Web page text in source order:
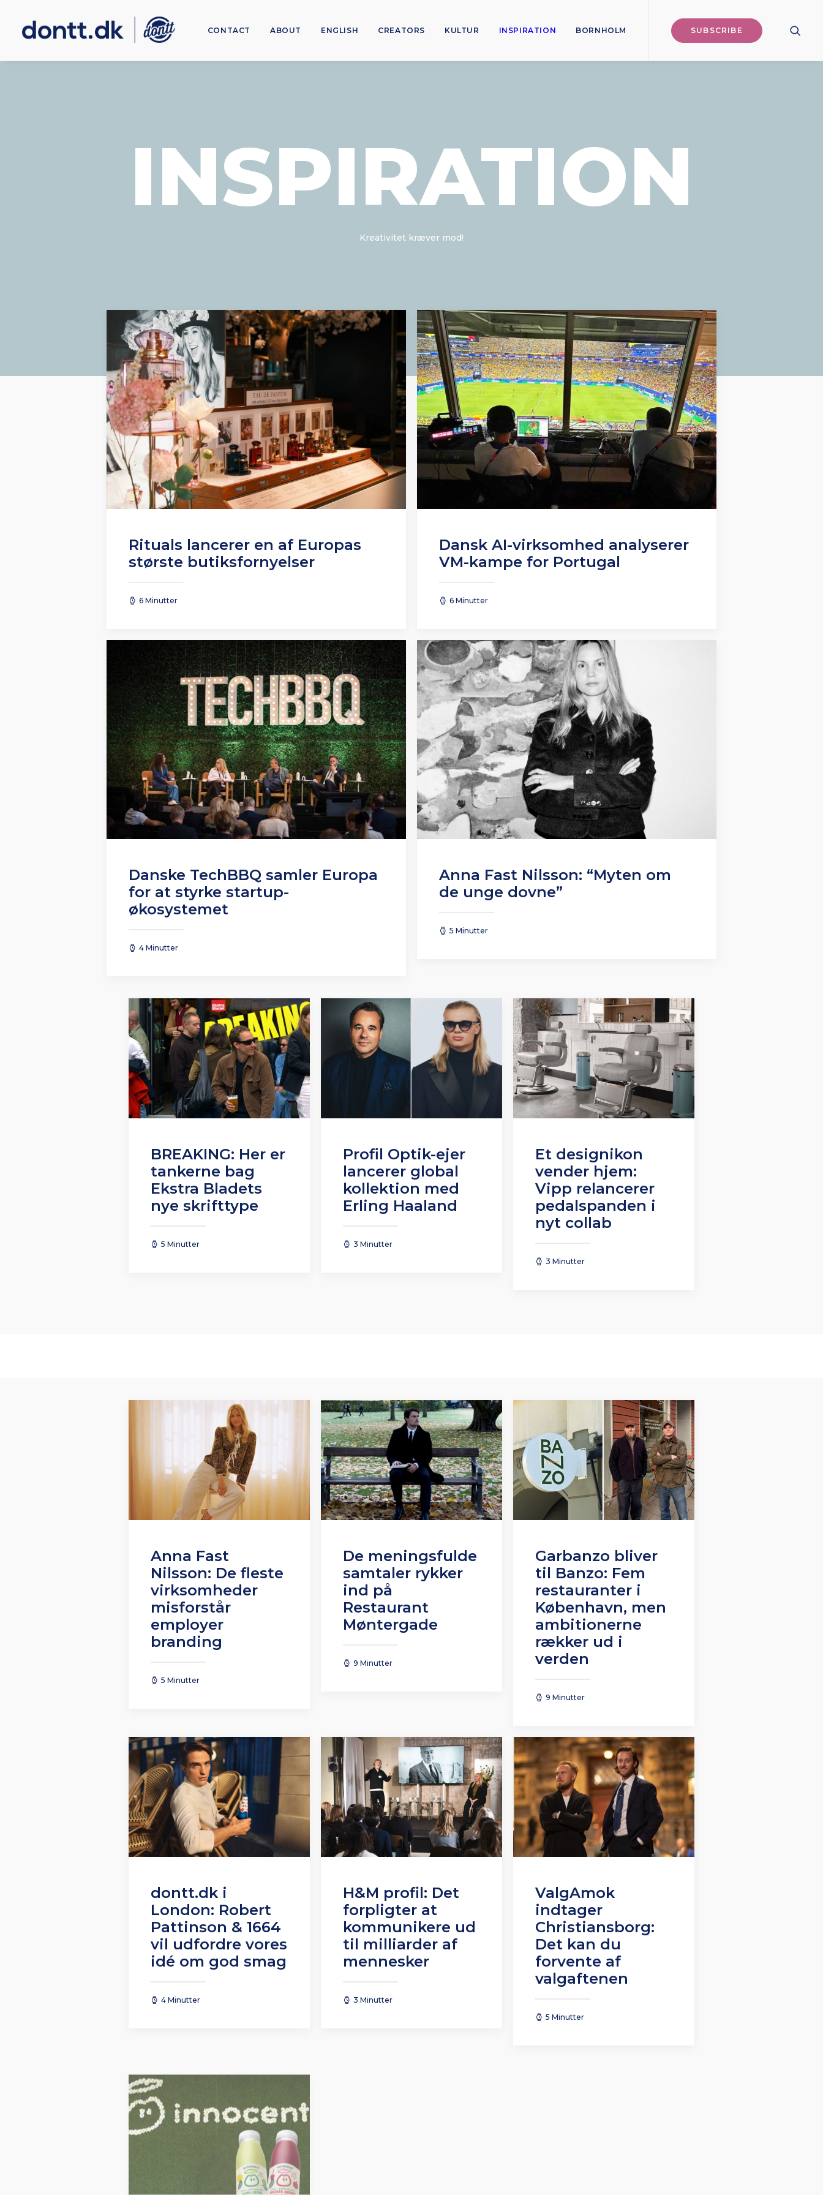
CONTACT ABOUT ENGLISH CREATORS KULTUR INSPIRATION BORNHOLM SUBSCRIBE
INSPIRATION
Kreativitet kræver mod!
Rituals lancerer en af Europas
største butiksfornyelser
6 Minutter
Dansk AI-virksomhed analyserer
VM-kampe for Portugal
6 Minutter
Danske TechBBQ samler Europa
for at styrke startup-
økosystemet
4 Minutter
Anna Fast Nilsson: “Myten om
de unge dovne”
5 Minutter
BREAKING: Her er
tankerne bag
Ekstra Bladets
nye skrifttype
5 Minutter
Profil Optik-ejer
lancerer global
kollektion med
Erling Haaland
3 Minutter
Et designikon
vender hjem:
Vipp relancerer
pedalspanden i
nyt collab
3 Minutter
Anna Fast
Nilsson: De fleste
virksomheder
misforstår
employer
branding
5 Minutter
De meningsfulde
samtaler rykker
ind på
Restaurant
Møntergade
9 Minutter
Garbanzo bliver
til Banzo: Fem
restauranter i
København, men
ambitionerne
rækker ud i
verden
9 Minutter
dontt.dk i
London: Robert
Pattinson & 1664
vil udfordre vores
idé om god smag
4 Minutter
H&M profil: Det
forpligter at
kommunikere ud
til milliarder af
mennesker
3 Minutter
ValgAmok
indtager
Christiansborg:
Det kan du
forvente af
valgaftenen
5 Minutter